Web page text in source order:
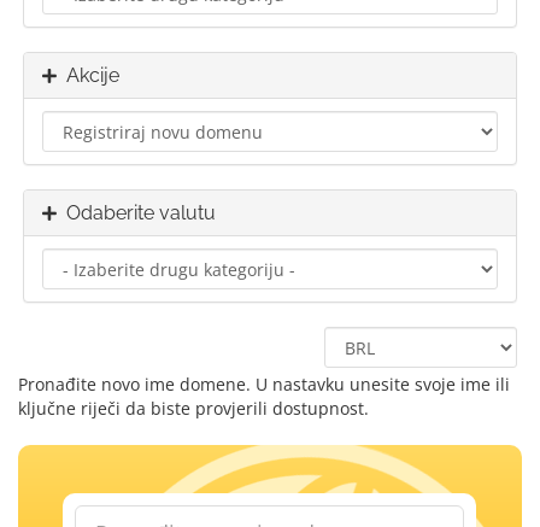
Akcije
Odaberite valutu
Pronađite novo ime domene. U nastavku unesite svoje ime ili
ključne riječi da biste provjerili dostupnost.